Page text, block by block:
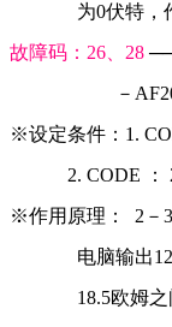
为0
故障码：26、28
※设定条件：1.
2.
※作用原理：  2－
电脑
18.5欧姆